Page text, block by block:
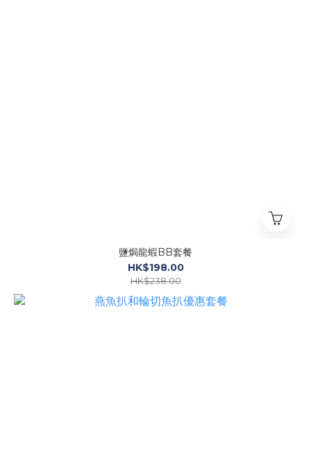
鹽焗龍蝦BB套餐
HK$198.00
HK$238.00